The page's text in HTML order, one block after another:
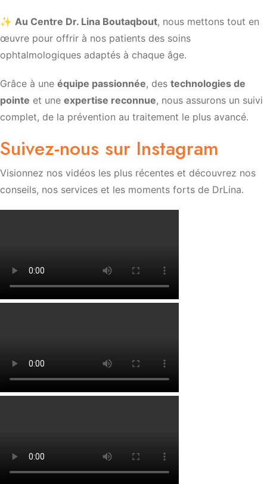
✨ Au Centre Dr. Lina Boutaqbout, nous mettons tout en
œuvre pour offrir à nos patients des soins
ophtalmologiques adaptés à chaque âge.
Grâce à une équipe passionnée, des technologies de
pointe et une expertise reconnue, nous assurons un suivi
complet, de la prévention au traitement le plus avancé.
Suivez-nous sur Instagram
Visionnez nos vidéos les plus récentes et découvrez nos
conseils, nos services et les moments forts de DrLina.